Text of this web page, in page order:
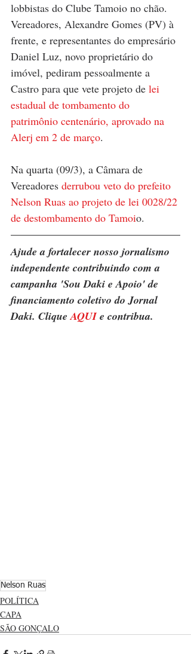
lobbistas do Clube Tamoio no chão.
Vereadores, Alexandre Gomes (PV) à
frente, e representantes do empresário
Daniel Luz, novo proprietário do
imóvel, pediram pessoalmente a
Castro para que vete projeto de lei
estadual de tombamento do
patrimônio centenário, aprovado na
Alerj em 2 de março.
Na quarta (09/3), a Câmara de
Vereadores derrubou veto do prefeito
Nelson Ruas ao projeto de lei 0028/22
de destombamento do Tamoio.
Ajude a fortalecer nosso jornalismo
independente contribuindo com a
campanha 'Sou Daki e Apoio' de
financiamento coletivo do Jornal
Daki. Clique AQUI e contribua.
Nelson Ruas
POLÍTICA
CAPA
SÃO GONÇALO